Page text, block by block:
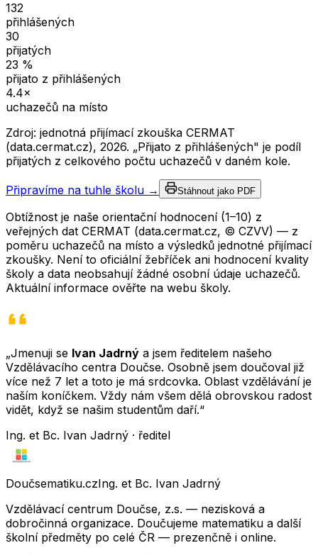
132
přihlášených
30
přijatých
23 %
přijato z přihlášených
4.4×
uchazečů na místo
Zdroj: jednotná přijímací zkouška CERMAT
(data.cermat.cz), 2026. „Přijato z přihlášených" je podíl
přijatých z celkového počtu uchazečů v daném kole.
Připravíme na tuhle školu → Stáhnout jako PDF
Obtížnost je naše orientační hodnocení (1–10) z
veřejných dat CERMAT (data.cermat.cz, © CZVV) — z
poměru uchazečů na místo a výsledků jednotné přijímací
zkoušky. Není to oficiální žebříček ani hodnocení kvality
školy a data neobsahují žádné osobní údaje uchazečů.
Aktuální informace ověřte na webu školy.
„Jmenuji se Ivan Jadrný a jsem ředitelem našeho
Vzdělávacího centra Doučse. Osobně jsem doučoval již
více než 7 let a toto je má srdcovka. Oblast vzdělávání je
naším koníčkem. Vždy nám všem dělá obrovskou radost
vidět, když se našim studentům daří.“
Ing. et Bc. Ivan Jadrný · ředitel
Doučsematiku.czIng. et Bc. Ivan Jadrný
Vzdělávací centrum Doučse, z.s. — nezisková a
dobročinná organizace. Doučujeme matematiku a další
školní předměty po celé ČR — prezenčně i online.